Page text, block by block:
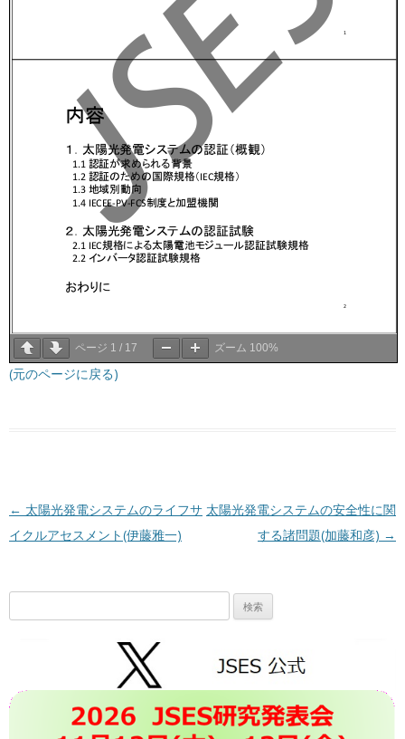
ページ 1 / 17 ズーム 100%
(元のページに戻る)
投稿ナビゲーション
← 太陽光発電システムのライフサ
イクルアセスメント(伊藤雅一)
太陽光発電システムの安全性に関
する諸問題(加藤和彦) →
索: